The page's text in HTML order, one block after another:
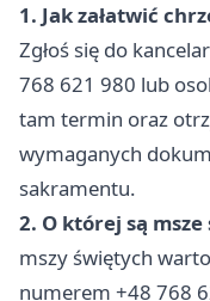
1. Jak załatwić
Zgłoś się do
768 621 980 lub
tam termin oraz
wymaganych
sakramentu.
2. O której są
mszy świętych
numerem +48 768